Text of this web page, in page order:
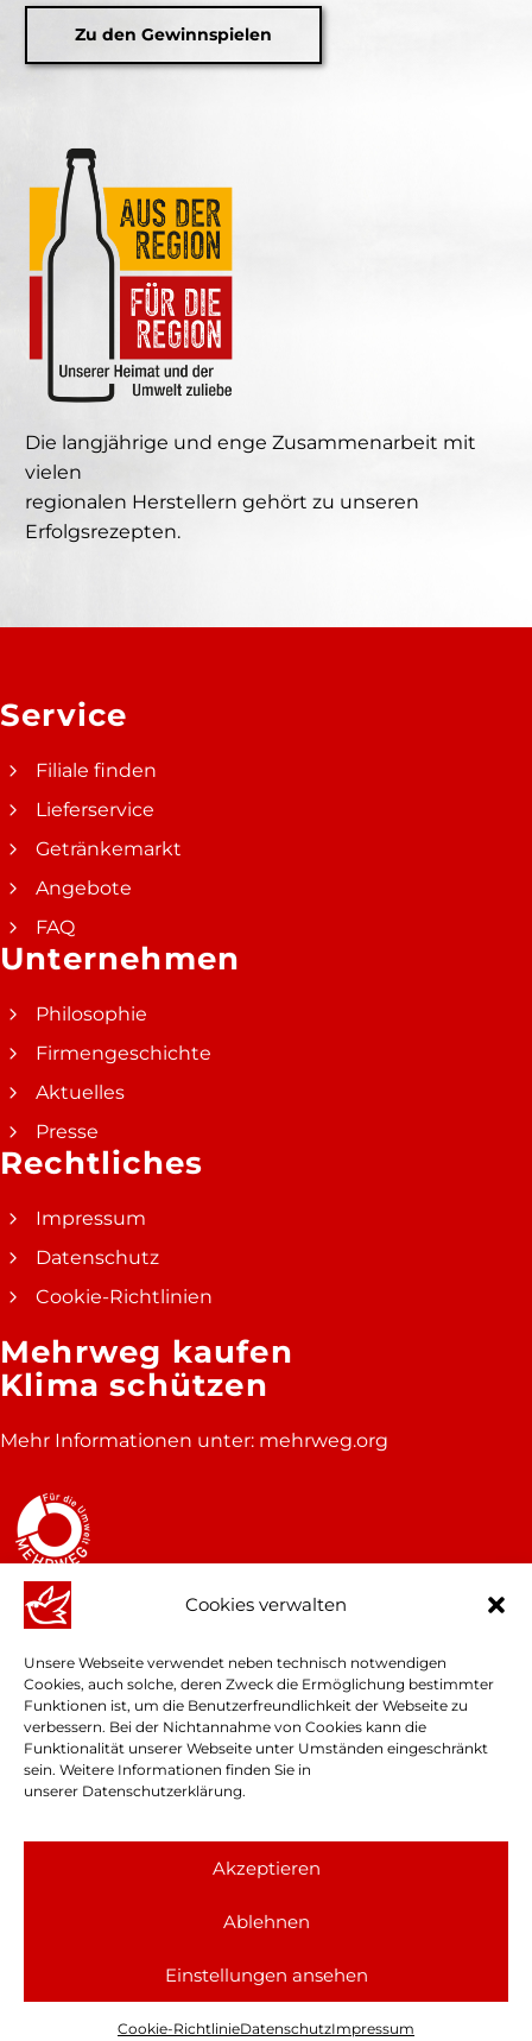
Cookies verwalten
Unsere Webseite verwendet neben technisch notwendigen
Cookies, auch solche, deren Zweck die Ermöglichung bestimmter
Funktionen ist, um die Benutzerfreundlichkeit der Webseite zu
verbessern. Bei der Nichtannahme von Cookies kann die
Funktionalität unserer Webseite unter Umständen eingeschränkt
sein. Weitere Informationen finden Sie in
unserer Datenschutzerklärung.
Akzeptieren
Ablehnen
Einstellungen ansehen
Cookie-RichtlinieDatenschutzImpressum
Zu den Gewinnspielen
Die langjährige und enge Zusammenarbeit mit
vielen
regionalen Herstellern gehört zu unseren
Erfolgsrezepten.
Service
Filiale finden
Lieferservice
Getränkemarkt
Angebote
FAQ
Unternehmen
Philosophie
Firmengeschichte
Aktuelles
Presse
Rechtliches
Impressum
Datenschutz
Cookie-Richtlinien
Mehrweg kaufen
Klima schützen
Mehr Informationen unter: mehrweg.org
welches nicht der Benachteiligung des weiblichen oder nicht-